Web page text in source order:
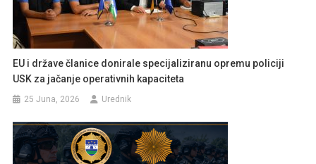
EU i države članice donirale specijaliziranu opremu policiji
USK za jačanje operativnih kapaciteta
25 Juna, 2026 Urednik